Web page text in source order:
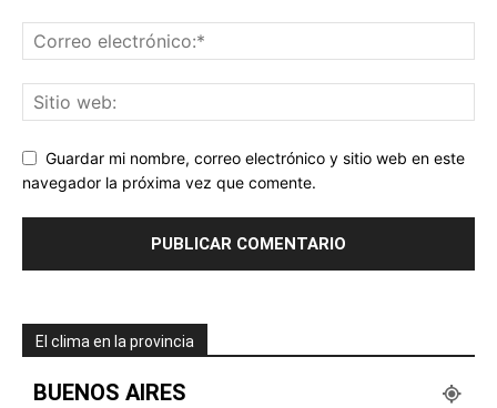
Guardar mi nombre, correo electrónico y sitio web en este
navegador la próxima vez que comente.
El clima en la provincia
BUENOS AIRES